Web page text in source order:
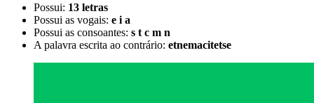
Possui: 13 letras
Possui as vogais: e i a
Possui as consoantes: s t c m n
A palavra escrita ao contrário: etnemacitetse